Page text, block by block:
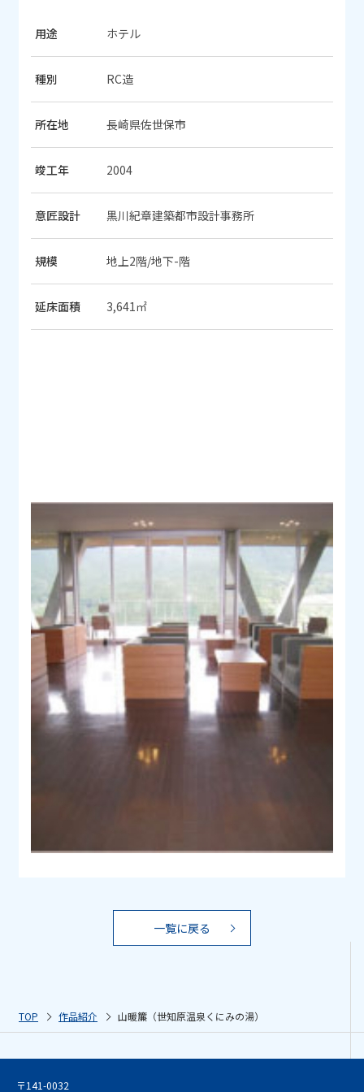
用途 ホテル
種別 RC造
所在地 長崎県佐世保市
竣工年 2004
意匠設計 黒川紀章建築都市設計事務所
規模 地上2階/地下-階
延床面積 3,641㎡
一覧に戻る
TOP 作品紹介 山暖簾（世知原温泉くにみの湯）
〒141-0032